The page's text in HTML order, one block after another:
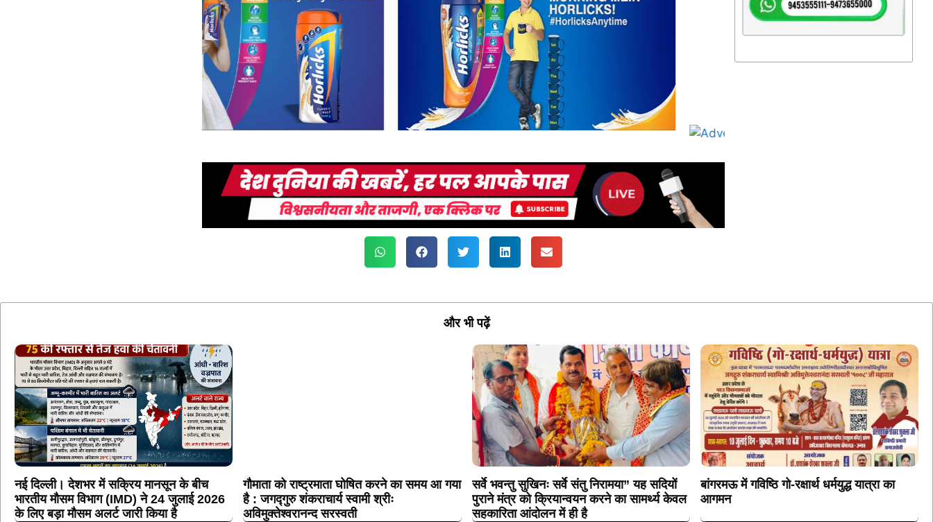
और भी पढ़ें
नई दिल्ली। देशभर में सक्रिय मानसून के बीच
भारतीय मौसम विभाग (IMD) ने 24 जुलाई 2026
के लिए बड़ा मौसम अलर्ट जारी किया है
गौमाता को राष्ट्रमाता घोषित करने का समय आ गया
है : जगद्गुरु शंकराचार्य स्वामी श्रीः
अविमुक्तेश्वरानन्द सरस्वती
सर्वे भवन्तु सुखिनः सर्वे संतु निरामया” यह सदियों
पुराने मंत्र को क्रियान्वयन करने का सामर्थ्य केवल
सहकारिता आंदोलन में ही है
बांगरमऊ में गविष्ठि गो-रक्षार्थ धर्मयुद्ध यात्रा का
आगमन